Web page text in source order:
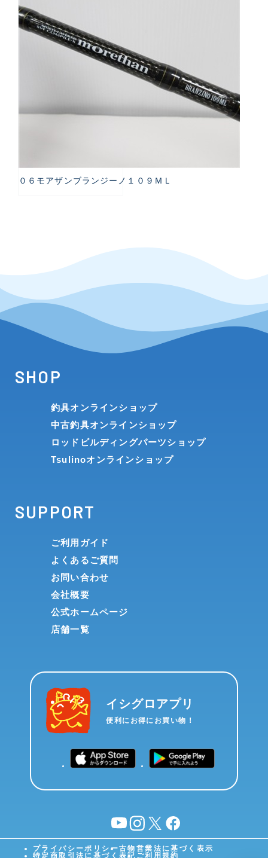
０６モアザンブランジーノ１０９ＭＬ
SHOP
釣具オンラインショップ
中古釣具オンラインショップ
ロッドビルディングパーツショップ
Tsulinoオンラインショップ
SUPPORT
ご利用ガイド
よくあるご質問
お問い合わせ
会社概要
公式ホームページ
店舗一覧
イシグロアプリ
便利にお得にお買い物！
YouTubeinstagram
X facebook
プライバシーポリシー古物営業法に基づく表示
特定商取引法に基づく表記 ご利用規約